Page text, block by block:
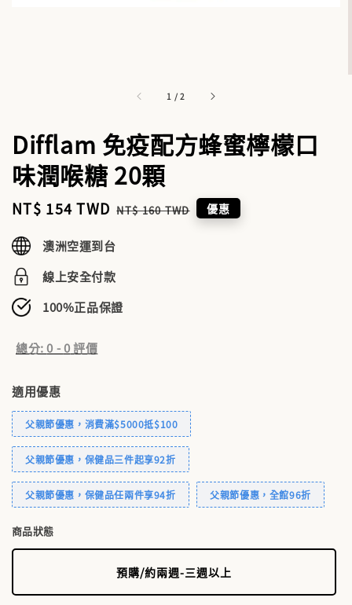
1 /2
Difflam 免疫配方蜂蜜檸檬口
味潤喉糖 20顆
Sale
NT$ 154 TWD Regular
NT$ 160 TWD 優惠
澳洲空運到台
線上安全付款
100%正品保證
總分:0 -0評價
適用優惠
父親節優惠，消費滿$5000抵$100
父親節優惠，保健品三件起享92折
父親節優惠，保健品任兩件享94折 父親節優惠，全館96折
商品狀態
預購/約兩週-三週以上